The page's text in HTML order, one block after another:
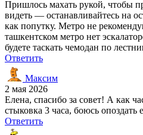
Пришлось махать рукой, чтобы
видеть — останавливайтесь на
как попутку. Метро не
ташкентском метро нет
будете таскать чемодан по
Ответить
Максим
2 мая 2026
Елена, спасибо за совет! А как
стыковка 3 часа, боюсь опоздать
Ответить